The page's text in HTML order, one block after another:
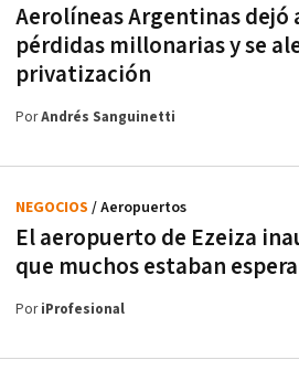
Aerolíneas Argentinas dejó
pérdidas millonarias y se
privatización
PorAndrés Sanguinetti
El aeropuerto de Ezeiza
que muchos estaban
NEGOCIOS / Aeropuertos
PoriProfesional